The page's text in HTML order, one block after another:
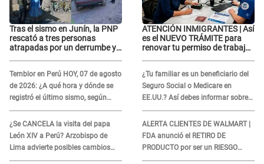
Tras el sismo en Junín, la PNP
rescató a tres personas
atrapadas por un derrumbe y
Temblor en Perú HOY, 07 de agosto
de 2026: ¿A qué hora y dónde se
registró el último sismo, según
IGP?
¿Se CANCELA la visita del papa
León XIV a Perú? Arzobispo de
Lima advierte posibles cambios
por fénomeno El Niño
ATENCIÓN INMIGRANTES | Así
es el NUEVO TRÁMITE para
renovar tu permiso de trabajo
¿Tu familiar es un beneficiario del
Seguro Social o Medicare en
EE.UU.? Así debes informar sobre
su muerte para EVITAR COBROS
ALERTA CLIENTES DE WALMART |
FDA anunció el RETIRO DE
PRODUCTO por ser un RIESGO
MORTAL para consumidores: ¿Cuál